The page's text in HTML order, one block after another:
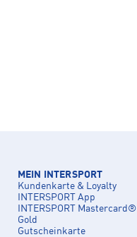
MEIN INTERSPORT
Kundenkarte & Loyalty
INTERSPORT App
INTERSPORT Mastercard®
Gold
Gutscheinkarte